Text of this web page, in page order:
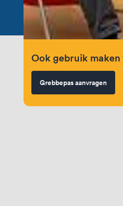
Ook gebruik maken
Grebbepas aanvragen